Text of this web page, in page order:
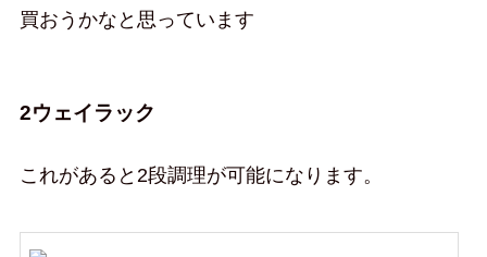
買おうかなと思っています
2ウェイラック
これがあると2段調理が可能になります。